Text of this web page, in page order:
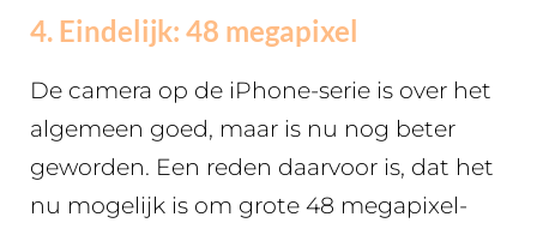
4. Eindelijk: 48 megapixel
De camera op de iPhone-serie is over het
algemeen goed, maar is nu nog beter
geworden. Een reden daarvoor is, dat het
nu mogelijk is om grote 48 megapixel-